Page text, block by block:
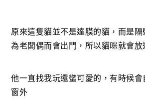
原來這隻貓並不是達膜的貓，而是
為老闆偶而會出門，所以貓咪就會
他一直找我玩還蠻可愛的，有時候
窗外